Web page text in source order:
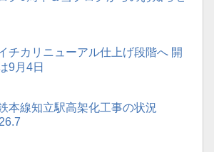
チカリニューアル仕上げ段階へ 開
9月4日
本線知立駅高架化工事の状況